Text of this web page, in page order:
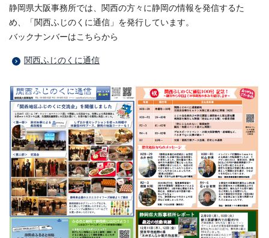
静岡県大阪事務所では、関西の方々に静岡の情報を発信するた
め、「関西ふじのくに通信」を発行しています。
バックナンバーはこちらから
関西ふじのくに通信